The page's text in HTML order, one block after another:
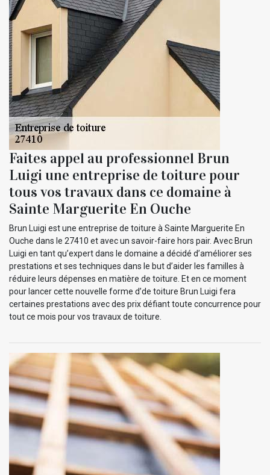
Faites appel au professionnel Brun
Luigi une entreprise de toiture pour
tous vos travaux dans ce domaine à
Sainte Marguerite En Ouche
Brun Luigi est une entreprise de toiture à Sainte Marguerite En
Ouche dans le 27410 et avec un savoir-faire hors pair. Avec Brun
Luigi en tant qu’expert dans le domaine a décidé d’améliorer ses
prestations et ses techniques dans le but d’aider les familles à
réduire leurs dépenses en matière de toiture. Et en ce moment
pour lancer cette nouvelle forme d’de toiture Brun Luigi fera
certaines prestations avec des prix défiant toute concurrence pour
tout ce mois pour vos travaux de toiture.